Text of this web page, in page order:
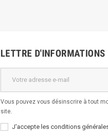
LETTRE D'INFORMATIONS
Vous pouvez vous désinscrire à tout
site.
J'accepte les conditions